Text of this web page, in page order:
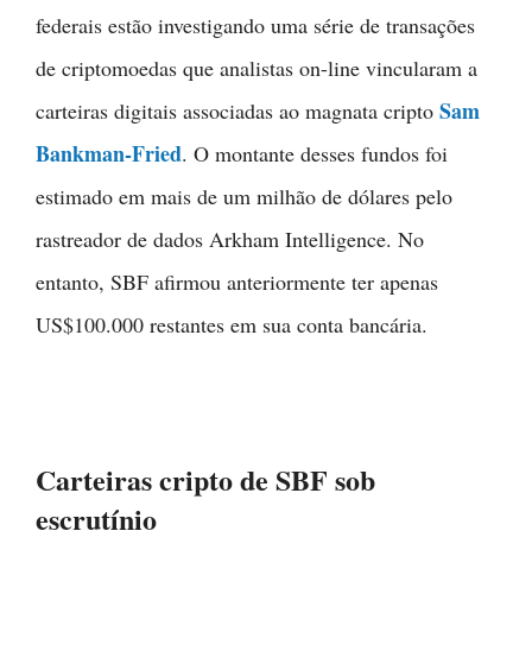
federais estão investigando uma série de transações
de criptomoedas que analistas on-line vincularam a
carteiras digitais associadas ao magnata cripto Sam
Bankman-Fried. O montante desses fundos foi
estimado em mais de um milhão de dólares pelo
rastreador de dados Arkham Intelligence. No
entanto, SBF afirmou anteriormente ter apenas
US$100.000 restantes em sua conta bancária.
Carteiras cripto de SBF sob
escrutínio